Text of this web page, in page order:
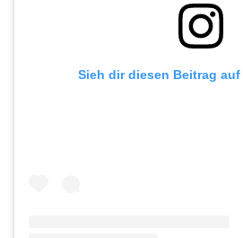
Sieh dir diesen Beitrag auf